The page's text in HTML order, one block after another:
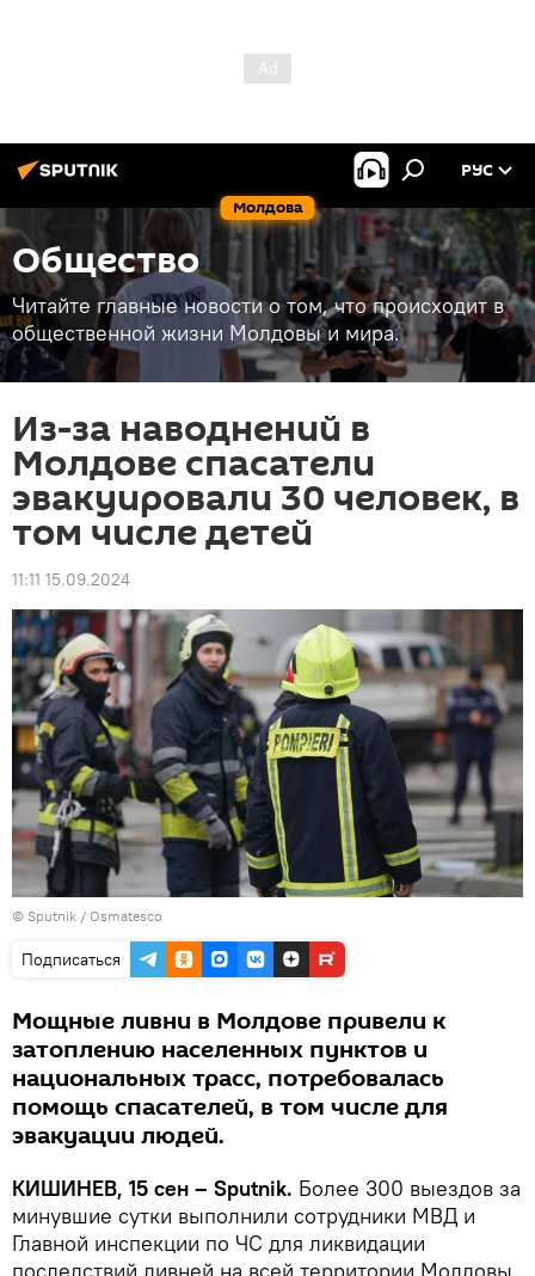
Молдова
РУС
Общество
Читайте главные новости о том, что происходит в
общественной жизни Молдовы и мира.
Из-за наводнений в
Молдове спасатели
эвакуировали 30 человек, в
том числе детей
11:11 15.09.2024
© Sputnik / Osmatesco
Подписаться
Мощные ливни в Молдове привели к
затоплению населенных пунктов и
национальных трасс, потребовалась
помощь спасателей, в том числе для
эвакуации людей.
КИШИНЕВ, 15 сен – Sputnik. Более 300 выездов за
минувшие сутки выполнили сотрудники МВД и
Главной инспекции по ЧС для ликвидации
последствий ливней на всей территории Молдовы.